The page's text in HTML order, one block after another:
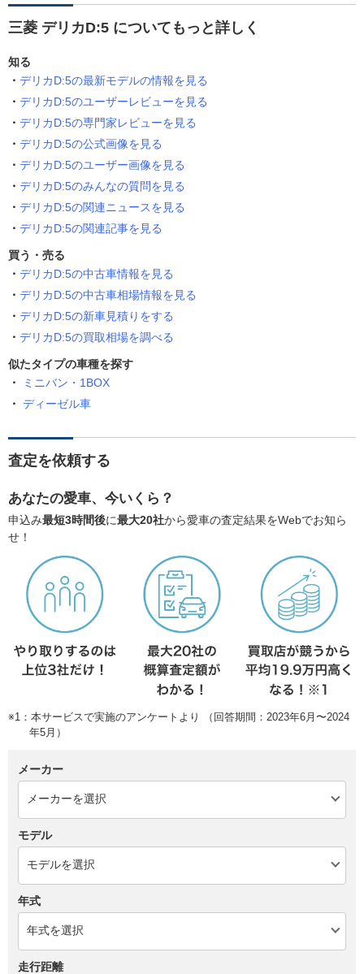
三菱 デリカD:5 についてもっと詳しく
知る
デリカD:5の最新モデルの情報を見る
デリカD:5のユーザーレビューを見る
デリカD:5の専門家レビューを見る
デリカD:5の公式画像を見る
デリカD:5のユーザー画像を見る
デリカD:5のみんなの質問を見る
デリカD:5の関連ニュースを見る
デリカD:5の関連記事を見る
買う・売る
デリカD:5の中古車情報を見る
デリカD:5の中古車相場情報を見る
デリカD:5の新車見積りをする
デリカD:5の買取相場を調べる
似たタイプの車種を探す
ミニバン・1BOX
ディーゼル車
査定を依頼する
あなたの愛車、今いくら？
申込み最短3時間後に最大20社から愛車の査定結果をWebでお知ら
せ！
※1：本サービスで実施のアンケートより （回答期間：2023年6月〜2024
年5月）
メーカー
モデル
年式
走行距離